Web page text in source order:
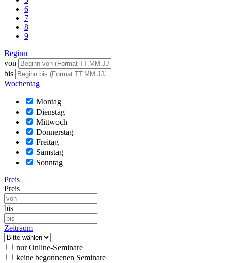
6
7
8
9
Beginn
von
bis
Wochentag
Montag
Dienstag
Mittwoch
Donnerstag
Freitag
Samstag
Sonntag
Preis
Preis
bis
Zeitraum
nur Online-Seminare
keine begonnenen Seminare